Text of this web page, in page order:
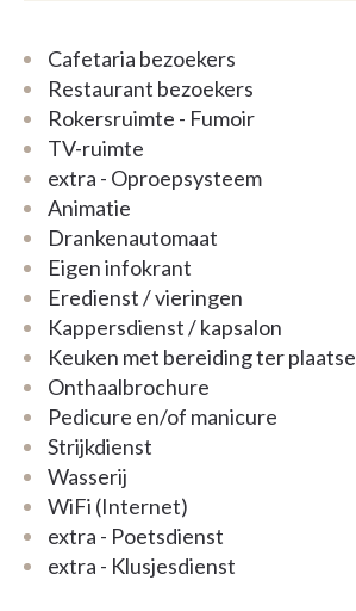
Cafetaria bezoekers
Restaurant bezoekers
Rokersruimte - Fumoir
TV-ruimte
extra - Oproepsysteem
Animatie
Drankenautomaat
Eigen infokrant
Eredienst / vieringen
Kappersdienst / kapsalon
Keuken met bereiding ter plaatse
Onthaalbrochure
Pedicure en/of manicure
Strijkdienst
Wasserij
WiFi (Internet)
extra - Poetsdienst
extra - Klusjesdienst